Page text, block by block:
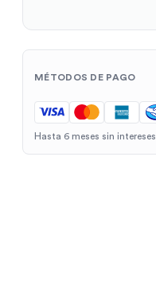
MÉTODOS DE PAGO
Hasta 6 meses sin intereses